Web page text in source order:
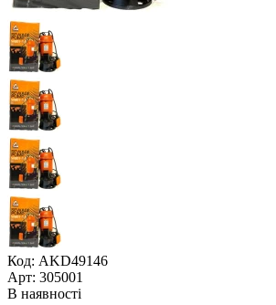
Код: AKD49146
Арт: 305001
В наявності